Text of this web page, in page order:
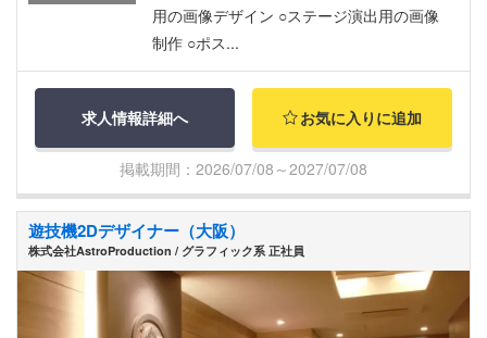
用の画像デザイン ○ステージ演出用の画像
制作 ○ポス...
求人情報詳細へ お気に入りに追加
掲載期間：2026/07/08～2027/07/08
遊技機2Dデザイナー（大阪）
株式会社AstroProduction / グラフィック系 正社員